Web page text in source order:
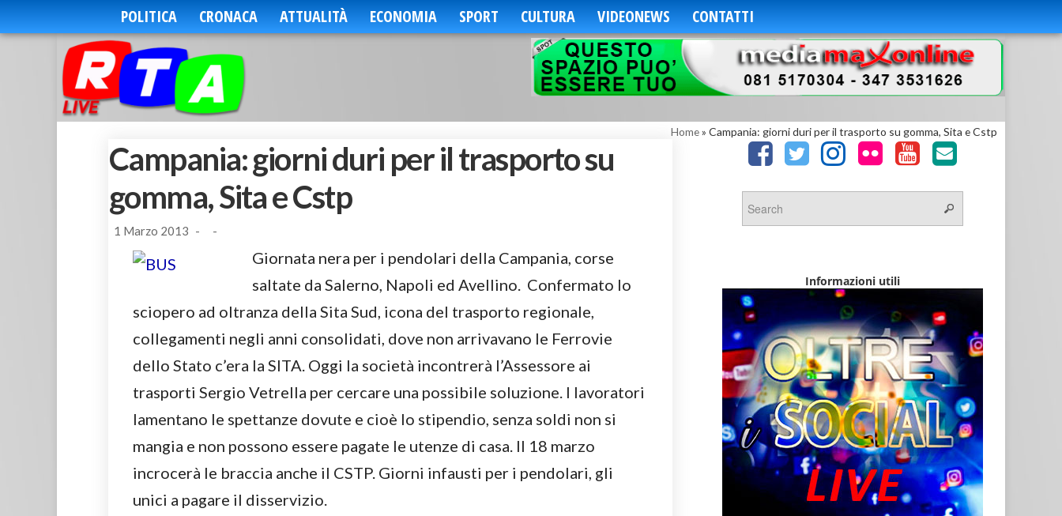
POLITICA CRONACA ATTUALITÀ ECONOMIA SPORT CULTURA VIDEONEWS CONTATTI
Home» Campania: giorni duri per il trasporto su gomma, Sita e Cstp
Campania: giorni duri per il trasporto su
gomma, Sita e Cstp
1 Marzo 2013 - -
Giornata nera per i pendolari della Campania, corse
saltate da Salerno, Napoli ed Avellino. Confermato lo
sciopero ad oltranza della Sita Sud, icona del trasporto regionale,
collegamenti negli anni consolidati, dove non arrivavano le Ferrovie
dello Stato c’era la SITA. Oggi la società incontrerà l’Assessore ai
trasporti Sergio Vetrella per cercare una possibile soluzione. I lavoratori
lamentano le spettanze dovute e cioè lo stipendio, senza soldi non si
mangia e non possono essere pagate le utenze di casa. Il 18 marzo
incrocerà le braccia anche il CSTP. Giorni infausti per i pendolari, gli
unici a pagare il disservizio.
Informazioni utili